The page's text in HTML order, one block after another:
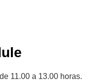
11.00 a 13.00 horas.